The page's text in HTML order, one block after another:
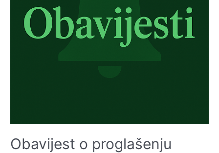
Obavijest o proglašenju